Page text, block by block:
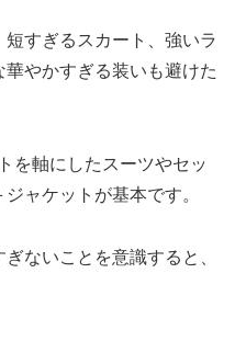
すぎるスカート、強いラ
やかすぎる装いも避けた
を軸にしたスーツやセッ
ャケットが基本です。
ないことを意識すると、